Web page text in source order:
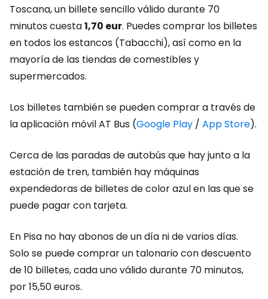
Toscana, un billete sencillo válido durante 70
minutos cuesta1,70 eur. Puedes comprar los billetes
en todos los estancos (Tabacchi), así como en la
mayoría de las tiendas de comestibles y
supermercados.
Los billetes también se pueden comprar a través de
la aplicación móvil AT Bus (Google Play / App Store).
Cerca de las paradas de autobús que hay junto a la
estación de tren, también hay máquinas
expendedoras de billetes de color azul en las que se
puede pagar con tarjeta.
En Pisa no hay abonos de un día ni de varios días.
Solo se puede comprar un talonario con descuento
de 10 billetes, cada uno válido durante 70 minutos,
por 15,50 euros.